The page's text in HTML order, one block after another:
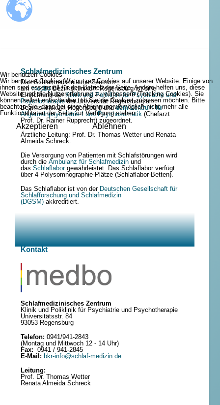
Schlafmedizinisches Zentrum
Das Schlafmedizinische Zentrum
ammedboBezirksklinikum Regensburg ist eine
Einrichtung derKlinik und Poliklinik für Psychiatrie und
Psychotherapieder Universität Regensburg am
Bezirksklinikum Regensburg unddem Zentrum für
Allgemeinpsychiatrie I und Psychosomatik(Chefarzt
Prof. Dr. Rainer Rupprecht) zugeordnet.
Ärztliche Leitung: Prof. Dr. Thomas Wetter und Renata
Almeida Schreck.
Die Versorgung von Patienten mit Schlafstörungen wird
durch die Ambulanz für Schlafmedizinund
das Schlaflaborgewährleistet. Das Schlaflabor verfügt
über 4 Polysomnographie-Plätze (Schlaflabor-Betten).
Das Schlaflabor ist von der Deutschen Gesellschaft für
Schlafforschung und Schlafmedizin
(DGSM)akkreditiert.
Kontakt
Schlafmedizinisches Zentrum
Klinik und Poliklinik für Psychiatrie und Psychotherapie
Universitätsstr. 84
93053 Regensburg
Telefon: 0941/941-2843
(Montag und Mittwoch 12 - 14 Uhr)
Fax: 0941 / 941-2845
E-Mail: bkr-info@schlaf-medizin.de
Leitung:
Prof. Dr. Thomas Wetter
Renata Almeida Schreck
Wir benutzen Cookies
Wir benutzen Cookies Wir nutzen Cookies auf unserer Website. Einige von
ihnen sind essenziell für den Betrieb der Seite. Andere helfen uns, diese
Website und die Nutzererfahrung zu verbessern (Tracking Cookies). Sie
können selbst entscheiden, ob Sie die Cookies zulassen möchten. Bitte
beachten Sie, dass bei einer Ablehnung womöglich nicht mehr alle
Funktionalitäten der Seite zur Verfügung stehen.
Akzeptieren Ablehnen